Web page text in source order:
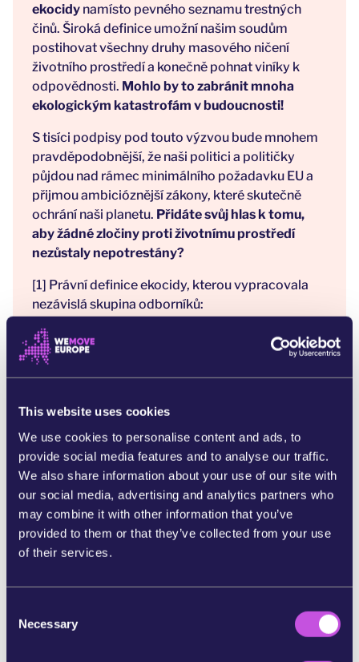
This website uses cookies
We use cookies to personalise content and ads, to
provide social media features and to analyse our traffic.
We also share information about your use of our site with
our social media, advertising and analytics partners who
may combine it with other information that you’ve
provided to them or that they’ve collected from your use
of their services.
Necessary
ekocidy namísto pevného seznamu trestných
činů. Široká definice umožní našim soudům
postihovat všechny druhy masového ničení
životního prostředí a konečně pohnat viníky k
odpovědnosti. Mohlo by to zabránit mnoha
ekologickým katastrofám v budoucnosti!
S tisíci podpisy pod touto výzvou bude mnohem
pravděpodobnější, že naši politici a političky
půjdou nad rámec minimálního požadavku EU a
přijmou ambicióznější zákony, které skutečně
ochrání naši planetu. Přidáte svůj hlas k tomu,
aby žádné zločiny proti životnímu prostředí
nezůstaly nepotrestány?
[1] Právní definice ekocidy, kterou vypracovala
nezávislá skupina odborníků:
https://www.stopecocide.earth/legal-definition
[2] Ačkoli revidované znění směrnice o trestných
slovo „ekocida“ neobsahuje, v její preambuli se
srovnatelné s ekocidou“. Jedná se o jednání, která
způsobují rozsáhlé, podstatné a nevratné nebo
dlouhodobé poškození rozsáhlých nebo
významných ekosystémů, stanovišť nebo kvality
ovzduší, půdy nebo vody.
https://data.consilium.europa.eu/doc/document/
článku 3 „Trestné činy“ zde:
https://data.consilium.europa.eu/doc/document/